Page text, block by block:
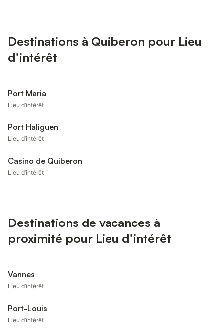
Destinations à Quiberon pour Lieu
d’intérêt
Port Maria
Lieu d’intérêt
Port Haliguen
Lieu d’intérêt
Casino de Quiberon
Lieu d’intérêt
Destinations de vacances à
proximité pour Lieu d’intérêt
Vannes
Lieu d’intérêt
Port-Louis
Lieu d’intérêt